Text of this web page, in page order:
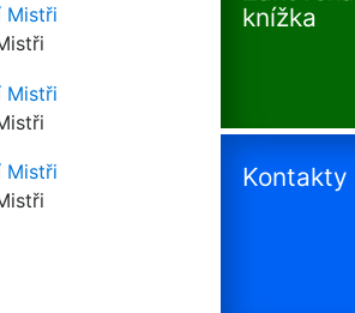
knížka
Kontakty